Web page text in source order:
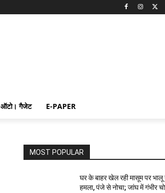
ऑटो। गैजेट E-PAPER
MOST POPULAR
घर के बाहर खेल रही मासूम पर भालू
हमला, पंजे से नोचा; जांघ में गंभीर